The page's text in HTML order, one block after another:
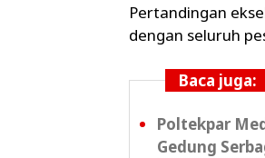
Pertandingan
dengan seluruh
Baca juga:
Poltekpar
Gedung